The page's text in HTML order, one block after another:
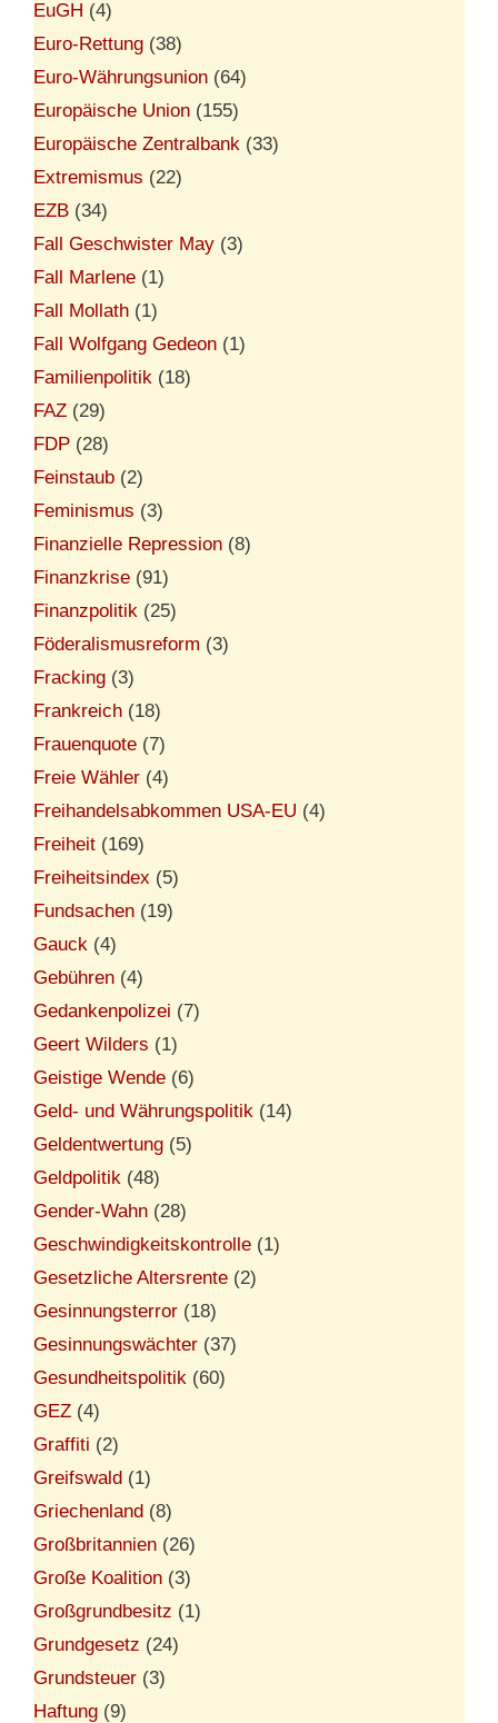
EuGH (4)
Euro-Rettung (38)
Euro-Währungsunion (64)
Europäische Union (155)
Europäische Zentralbank (33)
Extremismus (22)
EZB (34)
Fall Geschwister May (3)
Fall Marlene (1)
Fall Mollath (1)
Fall Wolfgang Gedeon (1)
Familienpolitik (18)
FAZ (29)
FDP (28)
Feinstaub (2)
Feminismus (3)
Finanzielle Repression (8)
Finanzkrise (91)
Finanzpolitik (25)
Föderalismusreform (3)
Fracking (3)
Frankreich (18)
Frauenquote (7)
Freie Wähler (4)
Freihandelsabkommen USA-EU (4)
Freiheit (169)
Freiheitsindex (5)
Fundsachen (19)
Gauck (4)
Gebühren (4)
Gedankenpolizei (7)
Geert Wilders (1)
Geistige Wende (6)
Geld- und Währungspolitik (14)
Geldentwertung (5)
Geldpolitik (48)
Gender-Wahn (28)
Geschwindigkeitskontrolle (1)
Gesetzliche Altersrente (2)
Gesinnungsterror (18)
Gesinnungswächter (37)
Gesundheitspolitik (60)
GEZ (4)
Graffiti (2)
Greifswald (1)
Griechenland (8)
Großbritannien (26)
Große Koalition (3)
Großgrundbesitz (1)
Grundgesetz (24)
Grundsteuer (3)
Haftung (9)